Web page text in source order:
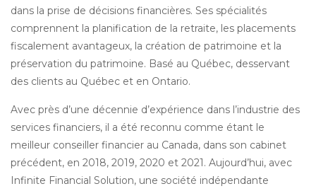
dans la prise de décisions financières. Ses spécialités
comprennent la planification de la retraite, les placements
fiscalement avantageux, la création de patrimoine et la
préservation du patrimoine. Basé au Québec, desservant
des clients au Québec et en Ontario.
Avec près d’une décennie d’expérience dans l’industrie des
services financiers, il a été reconnu comme étant le
meilleur conseiller financier au Canada, dans son cabinet
précédent, en 2018, 2019, 2020 et 2021. Aujourd’hui, avec
Infinite Financial Solution, une société indépendante